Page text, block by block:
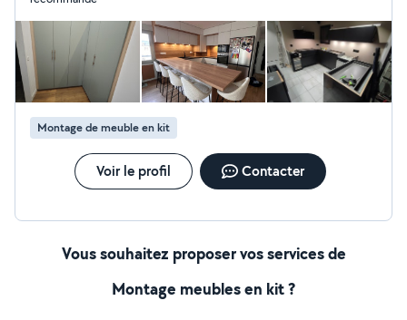
pour la partie plaquisterie. Ceci avec garantie
décennale. Lien site internet et réseaux sociaux :
https://g.co/kgs/hKPQvSL
Montage de meuble en kit
Voir le profil Contacter
Vous souhaitez proposer vos services de
Montage meubles en kit ?